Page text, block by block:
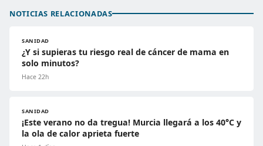
NOTICIAS RELACIONADAS
SANIDAD
¿Y si supieras tu riesgo real de cáncer de mama en
solo minutos?
Hace 22h
SANIDAD
¡Este verano no da tregua! Murcia llegará a los 40°C y
la ola de calor aprieta fuerte